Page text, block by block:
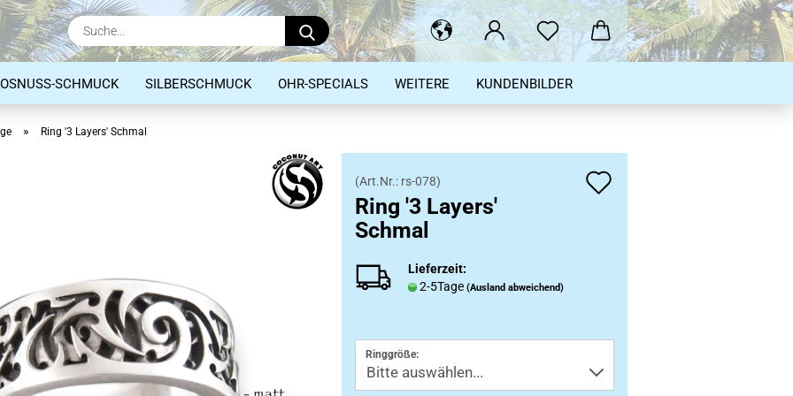
Suche...
SCHMUCK SILBERSCHMUCK OHR-SPECIALS KUNDENBILDER
WEITERE
» Ring '3 Layers' Schmal
(Art.Nr.: rs-078)
Ring '3 Layers'
Schmal
Lieferzeit:
2-5Tage (Ausland abweichend)
Ringgröße: